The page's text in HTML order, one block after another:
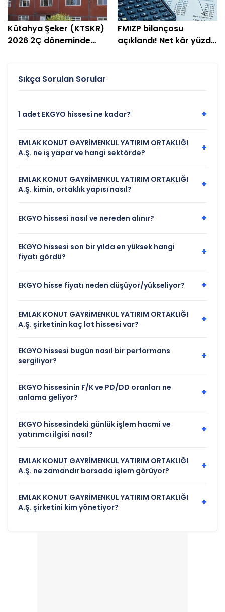
Kütahya Şeker (KTSKR)
2026 2Ç döneminde
FMIZP bilançosu
açıklandı! Net kâr yüzde
Sıkça Sorulan Sorular
1 adet EKGYO hissesi ne kadar? +
EMLAK KONUT GAYRİMENKUL YATIRIM ORTAKLIĞI
A.Ş. ne iş yapar ve hangi sektörde?
+
EMLAK KONUT GAYRİMENKUL YATIRIM ORTAKLIĞI
A.Ş. kimin, ortaklık yapısı nasıl?
+
EKGYO hissesi nasıl ve nereden alınır? +
EKGYO hissesi son bir yılda en yüksek hangi
fiyatı gördü?
+
EKGYO hisse fiyatı neden düşüyor/yükseliyor? +
EMLAK KONUT GAYRİMENKUL YATIRIM ORTAKLIĞI
A.Ş. şirketinin kaç lot hissesi var?
+
EKGYO hissesi bugün nasıl bir performans
sergiliyor?
+
EKGYO hissesinin F/K ve PD/DD oranları ne
anlama geliyor?
+
EKGYO hissesindeki günlük işlem hacmi ve
yatırımcı ilgisi nasıl?
+
EMLAK KONUT GAYRİMENKUL YATIRIM ORTAKLIĞI
A.Ş. ne zamandır borsada işlem görüyor?
+
EMLAK KONUT GAYRİMENKUL YATIRIM ORTAKLIĞI
A.Ş. şirketini kim yönetiyor?
+